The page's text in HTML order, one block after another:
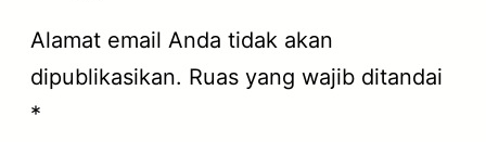
Alamat email Anda tidak akan
dipublikasikan. Ruas yang wajib ditandai
*